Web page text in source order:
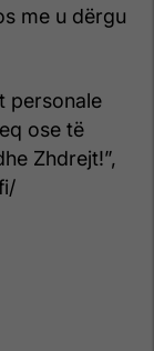
me u dërgu
personale
ose të
Zhdrejt!”,